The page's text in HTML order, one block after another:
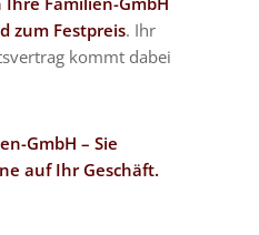
zum Festpreis. Ihr
kommt dabei
GmbH – Sie
auf Ihr Geschäft.